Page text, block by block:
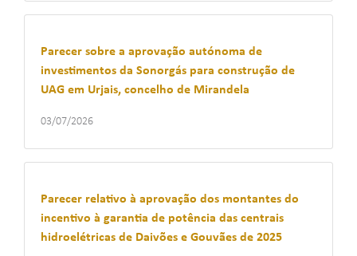
Parecer sobre a aprovação autónoma de
investimentos da Sonorgás para construção de
UAG em Urjais, concelho de Mirandela
03/07/2026
Parecer relativo à aprovação dos montantes do
incentivo à garantia de potência das centrais
hidroelétricas de Daivões e Gouvães de 2025